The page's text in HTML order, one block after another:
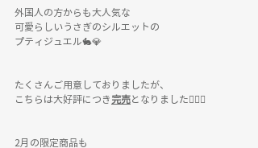
外国人の方からも大人気な
可愛らしいうさぎのシルエットの
プティジュエル🐇💎
たくさんご用意しておりましたが、
こちらは大好評につき 完売となりました🙇🏻‍♀️
2月の限定商品も